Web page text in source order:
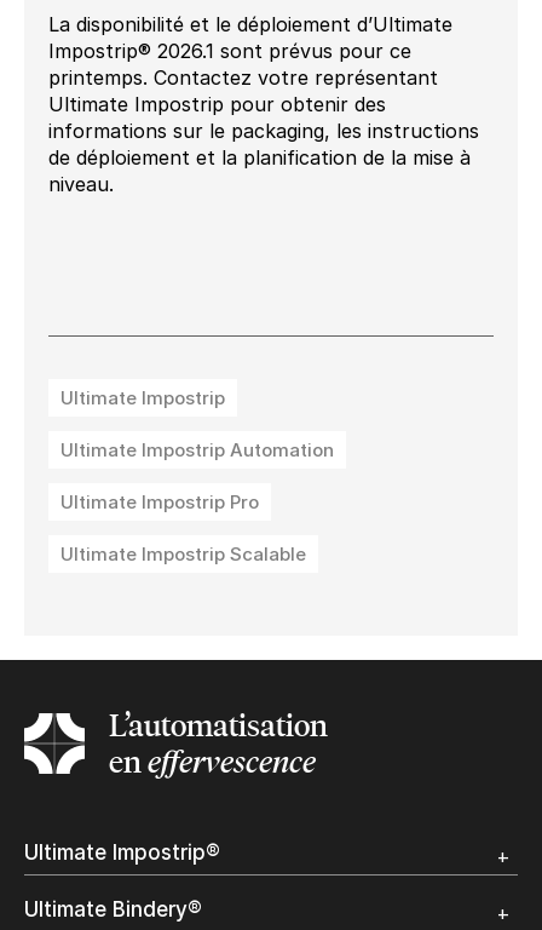
La disponibilité et le déploiement d’Ultimate
Impostrip® 2026.1 sont prévus pour ce
printemps. Contactez votre représentant
Ultimate Impostrip pour obtenir des
informations sur le packaging, les instructions
de déploiement et la planification de la mise à
niveau.
Ultimate Impostrip
Ultimate Impostrip Automation
Ultimate Impostrip Pro
Ultimate Impostrip Scalable
L’automatisation
eneffervescence
Ultimate Impostrip®
Démo
Ultimate Bindery®